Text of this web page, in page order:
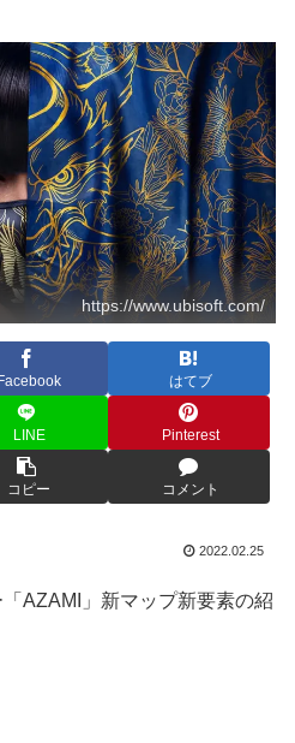
https://www.ubisoft.com/
Facebook はてブ
LINE Pinterest
コピー コメント
2022.02.25
AZAMI」新マップ新要素の紹